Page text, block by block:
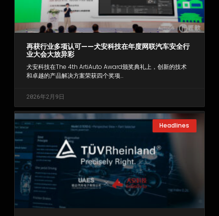
再获行业多项认可——犬安科技在年度网联汽车安全行
业大会大放异彩
犬安科技在The 4th ArtiAuto Award颁奖典礼上，创新的技术
和卓越的产品解决方案荣获四个奖项…
2026年2月9日
Headlines